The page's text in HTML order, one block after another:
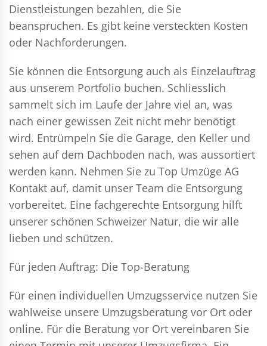
Dienstleistungen bezahlen, die Sie
beanspruchen. Es gibt keine versteckten Kosten
oder Nachforderungen.
Sie können die Entsorgung auch als Einzelauftrag
aus unserem Portfolio buchen. Schliesslich
sammelt sich im Laufe der Jahre viel an, was
nach einer gewissen Zeit nicht mehr benötigt
wird. Entrümpeln Sie die Garage, den Keller und
sehen auf dem Dachboden nach, was aussortiert
werden kann. Nehmen Sie zu Top Umzüge AG
Kontakt auf, damit unser Team die Entsorgung
vorbereitet. Eine fachgerechte Entsorgung hilft
unserer schönen Schweizer Natur, die wir alle
lieben und schützen.
Für jeden Auftrag: Die Top-Beratung
Für einen individuellen Umzugsservice nutzen Sie
wahlweise unsere Umzugsberatung vor Ort oder
online. Für die Beratung vor Ort vereinbaren Sie